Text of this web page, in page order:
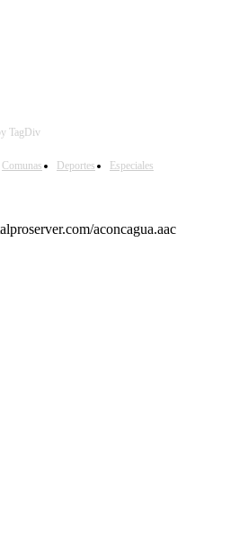
TagDiv
Comunas Deportes
Especiales
aconcagua.aac